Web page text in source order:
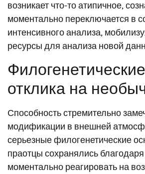
возникает что-то атипичное,
моментально переключается в
интенсивного анализа,
ресурсы для анализа новой
отклика на
Способность стремительно
модификации в внешней
серьезные филогенетические
праотцы сохранялись
моментально реагировать на